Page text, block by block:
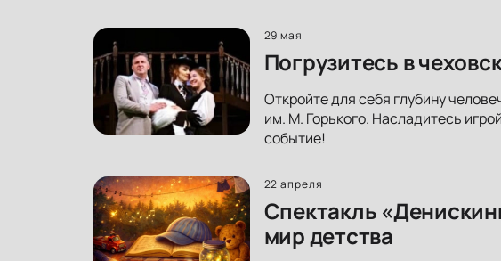
29 мая
Погрузитесь в
Откройте для себя глубину
им. М. Горького. Насладитесь
событие!
22 апреля
Спектакль
мир детства